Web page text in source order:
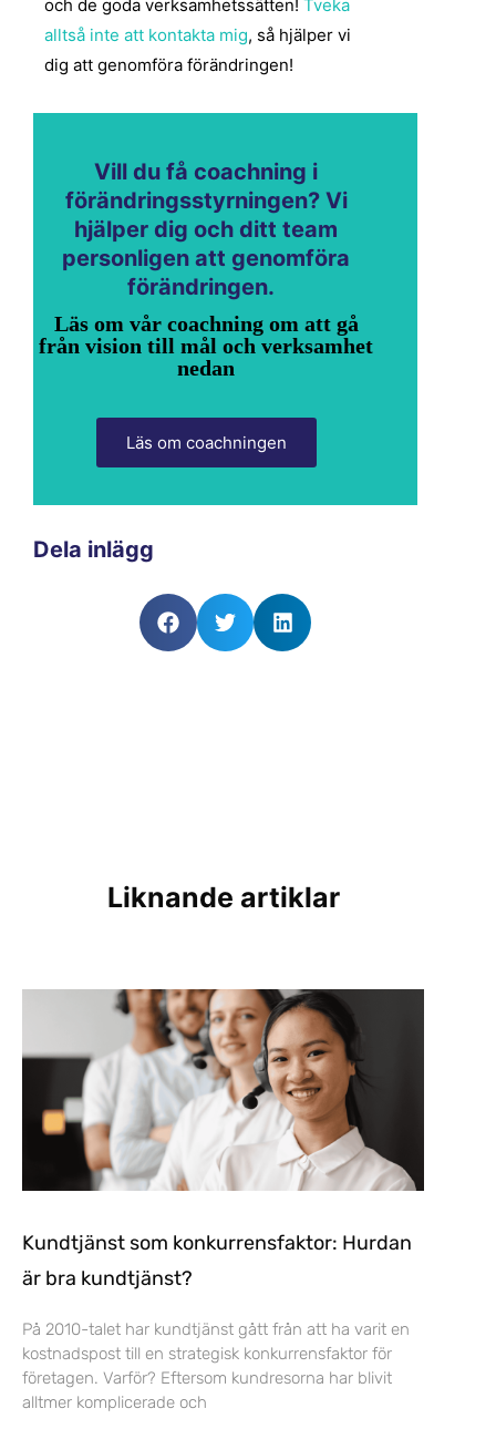
och de goda verksamhetssätten! Tveka
alltså inte att kontakta mig, så hjälper vi
dig att genomföra förändringen!
Vill du få coachning i
förändringsstyrningen? Vi
hjälper dig och ditt team
personligen att genomföra
förändringen.
Läs om vår coachning om att gå
från vision till mål och verksamhet
nedan
Läs om coachningen
Dela inlägg
Liknande artiklar
Kundtjänst som konkurrensfaktor: Hurdan
är bra kundtjänst?
På 2010-talet har kundtjänst gått från att ha varit en
kostnadspost till en strategisk konkurrensfaktor för
företagen. Varför? Eftersom kundresorna har blivit
alltmer komplicerade och